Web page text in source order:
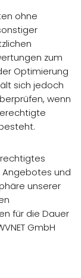
ohne
zum
Optimierung
sich jedoch
wenn
und
unserer
für die Dauer
GmbH